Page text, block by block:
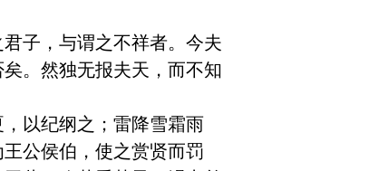
子，与谓之不祥者。今夫
。然独无报夫天，而不知
以纪纲之；雷降雪霜雨
公侯伯，使之赏贤而罚